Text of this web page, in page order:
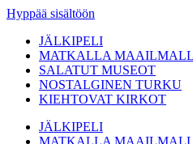
Hyppää sisältöön
JÄLKIPELI
MATKALLA
SALATUT MUSEOT
NOSTALGINEN TURKU
KIEHTOVAT KIRKOT
JÄLKIPELI
MATKALLA